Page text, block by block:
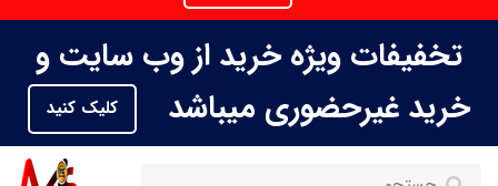
تخفیفات ویژه خرید از وب سایت و
خرید غیرحضوری میباشد
کلیک کنید